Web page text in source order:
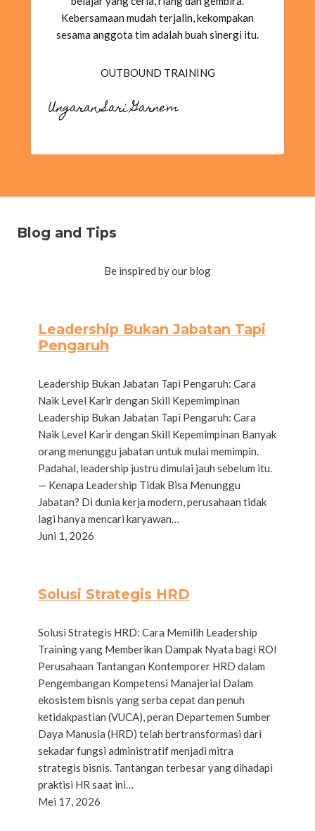
Kebersamaan mudah terjalin, kekompakan
sesama anggota tim adalah buah sinergi itu.
OUTBOUND TRAINING
Ungaran Sari Garnem
Blog and Tips
Be inspired by our blog
Leadership Bukan Jabatan Tapi
Pengaruh
Leadership Bukan Jabatan Tapi Pengaruh: Cara
Naik Level Karir dengan Skill Kepemimpinan
Leadership Bukan Jabatan Tapi Pengaruh: Cara
Naik Level Karir dengan Skill Kepemimpinan Banyak
orang menunggu jabatan untuk mulai memimpin.
Padahal, leadership justru dimulai jauh sebelum itu.
— Kenapa Leadership Tidak Bisa Menunggu
Jabatan? Di dunia kerja modern, perusahaan tidak
lagi hanya mencari karyawan…
Juni 1, 2026
Solusi Strategis HRD
Solusi Strategis HRD: Cara Memilih Leadership
Training yang Memberikan Dampak Nyata bagi ROI
Perusahaan Tantangan Kontemporer HRD dalam
Pengembangan Kompetensi Manajerial Dalam
ekosistem bisnis yang serba cepat dan penuh
ketidakpastian (VUCA), peran Departemen Sumber
Daya Manusia (HRD) telah bertransformasi dari
sekadar fungsi administratif menjadi mitra
strategis bisnis. Tantangan terbesar yang dihadapi
praktisi HR saat ini…
Mei 17, 2026